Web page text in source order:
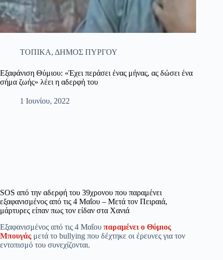
ΤΟΠΙΚΑ, ΔΗΜΟΣ ΠΥΡΓΟΥ
Εξαφάνιση Θύμιου: «Έχει περάσει ένας μήνας, ας δώσει ένα
σήμα ζωής» λέει η αδερφή του
1 Ιουνίου, 2022
SOS από την αδερφή του 39χρονου που παραμένει
εξαφανισμένος από τις 4 Μαΐου – Μετά τον Πειραιά,
μάρτυρες είπαν πως τον είδαν στα Χανιά
Εξαφανισμένος από τις 4 Μαΐου παραμένει ο Θύμιος
Μπουγάς μετά το bullying που δέχτηκε οι έρευνες για τον
εντοπισμό του συνεχίζονται.